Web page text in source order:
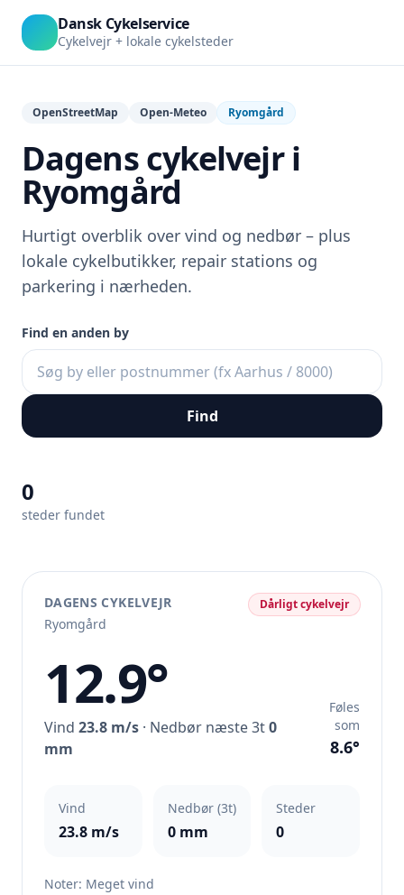
Dansk Cykelservice
Cykelvejr + lokale cykelsteder
OpenStreetMap Open-Meteo Ryomgård
Dagens cykelvejr i
Ryomgård
Hurtigt overblik over vind og nedbør – plus
lokale cykelbutikker, repair stations og
parkering i nærheden.
Find en anden by
Find
0
steder fundet
DAGENS CYKELVEJR
Ryomgård
Dårligt cykelvejr
12.9°
Vind 23.8 m/s · Nedbør næste 3t0
mm
Føles
som
8.6°
Vind
23.8 m/s
Nedbør (3t)
0 mm
Steder
0
Noter: Meget vind